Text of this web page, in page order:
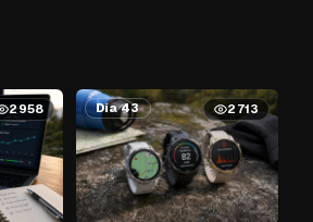
2958 Día 43 2713